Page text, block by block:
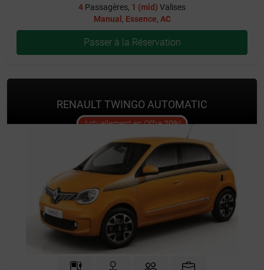
4 Passagères, 1 (mid) Valises
Manual , Essence, AC
Passer à la Réservation
RENAULT TWINGO AUTOMATIC
Actuellement en Offre20%!offer